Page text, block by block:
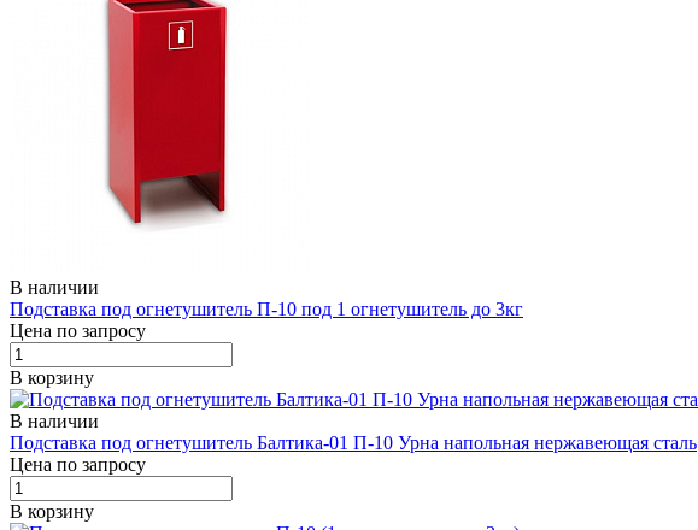
В наличии
Подставка под огнетушитель П-10 под 1 огнетушитель до 3кг
Цена по запросу
В корзину
В наличии
Подставка под огнетушитель Балтика-01 П-10 Урна напольная нержавеющая сталь
Цена по запросу
В корзину